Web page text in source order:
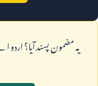
يہ مضمون پسند آيا؟